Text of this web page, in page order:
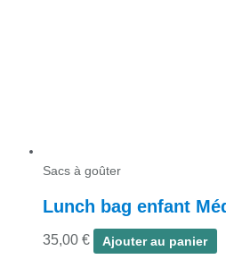
Sacs à goûter
Lunch bag enfant
35,00 € Ajouter au panier